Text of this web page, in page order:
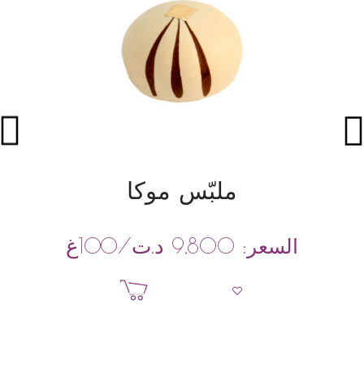
ملبّس موكا
السعر:9,800 د.ت/100غ
إضافة إلى السلة